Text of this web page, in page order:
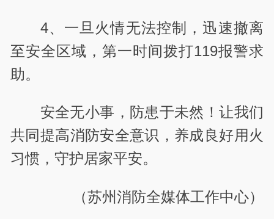
4、一旦火情无法控制，迅速撤离
至安全区域，第一时间拨打119报警求
助。
安全无小事，防患于未然！让我们
共同提高消防安全意识，养成良好用火
习惯，守护居家平安。
（苏州消防全媒体工作中心）